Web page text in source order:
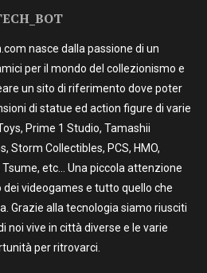
nasce dalla passione di un
per il mondo del collezionismo e
un sito di riferimento dove poter
di statue ed action figure di varie
Prime 1 Studio, Tamashii
Storm Collectibles, PCS, HMO,
etc… Una piccola attenzione
videogames e tutto quello che
Grazie alla tecnologia siamo riusciti
noi vive in città diverse e le varie
per ritrovarci.